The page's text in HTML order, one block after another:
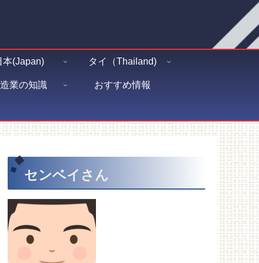
本(Japan) タイ（Thailand)
業の知識 おすすめ情報
センベイさん